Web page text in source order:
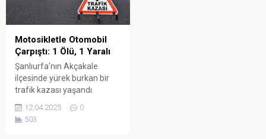
Motosikletle Otomobil
Çarpıştı: 1 Ölü, 1 Yaralı
Şanlıurfa'nın Akçakale
ilçesinde yürek burkan bir
trafik kazası yaşandı.
12.04.2025
0
503